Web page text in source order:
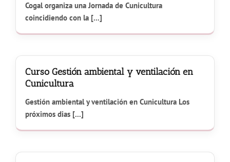
Cogal organiza una Jornada de Cunicultura
coincidiendo con la [...]
Curso Gestión ambiental y ventilación en
Cunicultura
Gestión ambiental y ventilación en Cunicultura Los
próximos dias [...]